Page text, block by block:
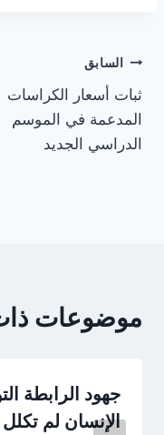
تصفّح
المقالات
السابق
ثبات أسعار الكراسات
المدعمة في الموسم
الدراسي الجديد
موضوعات
جهود الرابطة
الإنسان لم